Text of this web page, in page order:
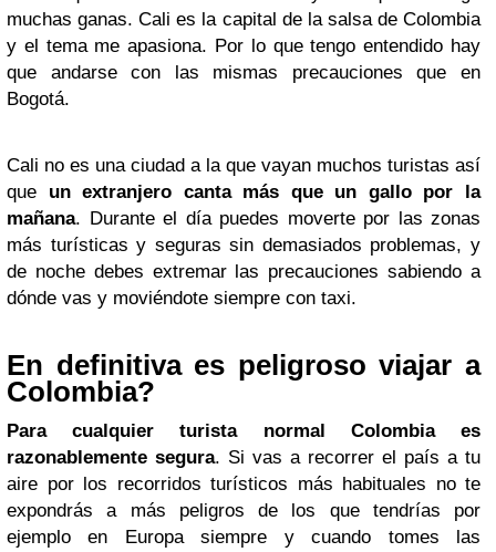
muchas ganas. Cali es la capital de la salsa de Colombia
y el tema me apasiona. Por lo que tengo entendido hay
que andarse con las mismas precauciones que en
Bogotá.
Cali no es una ciudad a la que vayan muchos turistas así
que un extranjero canta más que un gallo por la
mañana. Durante el día puedes moverte por las zonas
más turísticas y seguras sin demasiados problemas, y
de noche debes extremar las precauciones sabiendo a
dónde vas y moviéndote siempre con taxi.
En definitiva es peligroso viajar a
Colombia?
Para cualquier turista normal Colombia es
razonablemente segura. Si vas a recorrer el país a tu
aire por los recorridos turísticos más habituales no te
expondrás a más peligros de los que tendrías por
ejemplo en Europa siempre y cuando tomes las